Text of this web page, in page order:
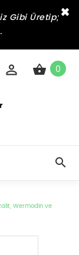
×
Gibi Üretip;
0
Wermodin ve